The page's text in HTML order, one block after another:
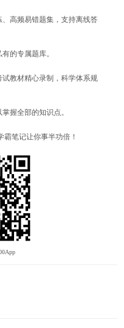
高频易错题集，支持离线答
的专属题库。
教材精心录制，科学体系规
握全部的知识点。
笔记让你事半功倍！